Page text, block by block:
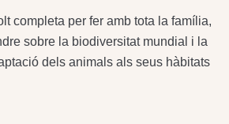
completa per fer amb tota la família,
sobre la biodiversitat mundial i la
dels animals als seus hàbitats